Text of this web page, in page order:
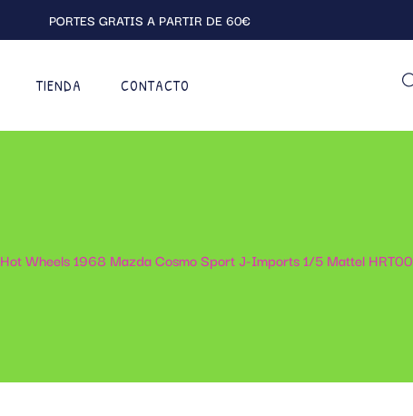
PORTES GRATIS A PARTIR DE 60€
TIENDA CONTACTO
Hot Wheels 1968 Mazda Cosmo Sport J-Imports 1/5 Mattel HRT00